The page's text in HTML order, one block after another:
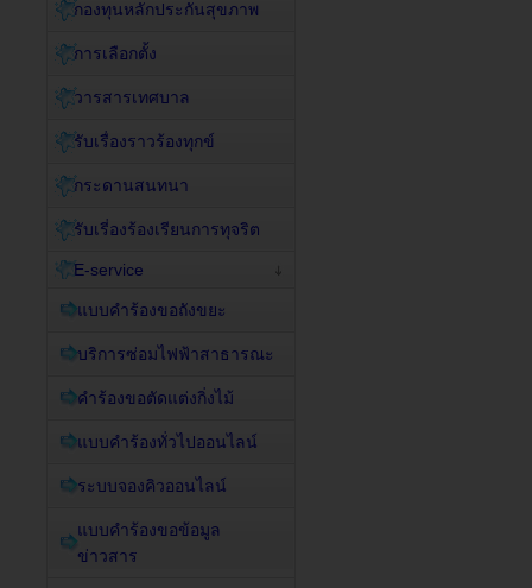
กองทุนหลักประกันสุขภาพ
การเลือกตั้ง
วารสารเทศบาล
รับเรื่องราวร้องทุกข์
กระดานสนทนา
รับเรี่องร้องเรียนการทุจริต
E-service
แบบคำร้องขอถังขยะ
บริการซ่อมไฟฟ้าสาธารณะ
คำร้องขอตัดแต่งกิ่งไม้
แบบคำร้องทั่วไปออนไลน์
ระบบจองคิวออนไลน์
แบบคำร้องขอข้อมูล
ข่าวสาร